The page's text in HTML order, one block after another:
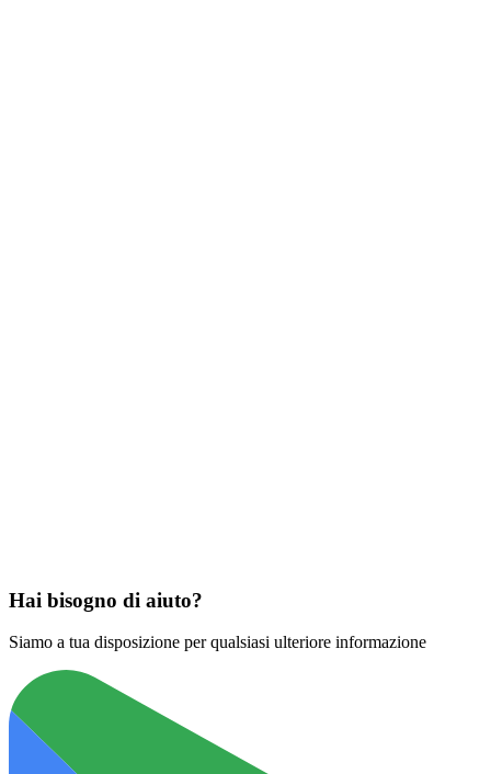
Hai bisogno di aiuto?
Siamo a tua disposizione per qualsiasi ulteriore informazione